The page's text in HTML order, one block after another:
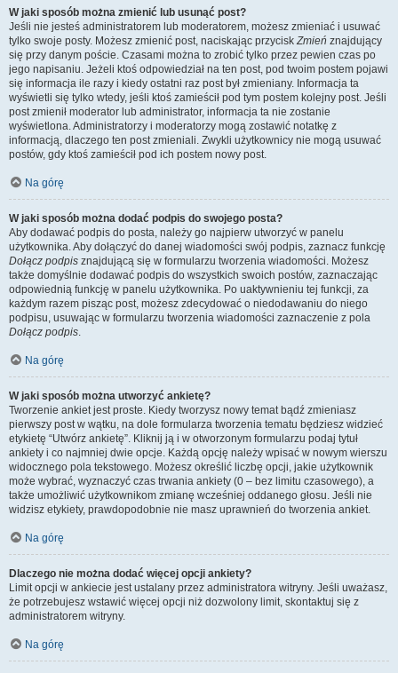
W jaki sposób można zmienić lub usunąć post?
Jeśli nie jesteś administratorem lub moderatorem, możesz zmieniać i usuwać
tylko swoje posty. Możesz zmienić post, naciskając przyciskZmień znajdujący
się przy danym poście. Czasami można to zrobić tylko przez pewien czas po
jego napisaniu. Jeżeli ktoś odpowiedział na ten post, pod twoim postem pojawi
się informacja ile razy i kiedy ostatni raz post był zmieniany. Informacja ta
wyświetli się tylko wtedy, jeśli ktoś zamieścił pod tym postem kolejny post. Jeśli
post zmienił moderator lub administrator, informacja ta nie zostanie
wyświetlona. Administratorzy i moderatorzy mogą zostawić notatkę z
informacją, dlaczego ten post zmieniali. Zwykli użytkownicy nie mogą usuwać
postów, gdy ktoś zamieścił pod ich postem nowy post.
Na górę
W jaki sposób można dodać podpis do swojego posta?
Aby dodawać podpis do posta, należy go najpierw utworzyć w panelu
użytkownika. Aby dołączyć do danej wiadomości swój podpis, zaznacz funkcję
Dołącz podpis znajdującą się w formularzu tworzenia wiadomości. Możesz
także domyślnie dodawać podpis do wszystkich swoich postów, zaznaczając
odpowiednią funkcję w panelu użytkownika. Po uaktywnieniu tej funkcji, za
każdym razem pisząc post, możesz zdecydować o niedodawaniu do niego
podpisu, usuwając w formularzu tworzenia wiadomości zaznaczenie z pola
Dołącz podpis.
Na górę
W jaki sposób można utworzyć ankietę?
Tworzenie ankiet jest proste. Kiedy tworzysz nowy temat bądź zmieniasz
pierwszy post w wątku, na dole formularza tworzenia tematu będziesz widzieć
etykietę “Utwórz ankietę”. Kliknij ją i w otworzonym formularzu podaj tytuł
ankiety i co najmniej dwie opcje. Każdą opcję należy wpisać w nowym wierszu
widocznego pola tekstowego. Możesz określić liczbę opcji, jakie użytkownik
może wybrać, wyznaczyć czas trwania ankiety (0 – bez limitu czasowego), a
także umożliwić użytkownikom zmianę wcześniej oddanego głosu. Jeśli nie
widzisz etykiety, prawdopodobnie nie masz uprawnień do tworzenia ankiet.
Na górę
Dlaczego nie można dodać więcej opcji ankiety?
Limit opcji w ankiecie jest ustalany przez administratora witryny. Jeśli uważasz,
że potrzebujesz wstawić więcej opcji niż dozwolony limit, skontaktuj się z
administratorem witryny.
Na górę